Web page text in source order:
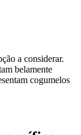
a considerar.
belamente
cogumelos